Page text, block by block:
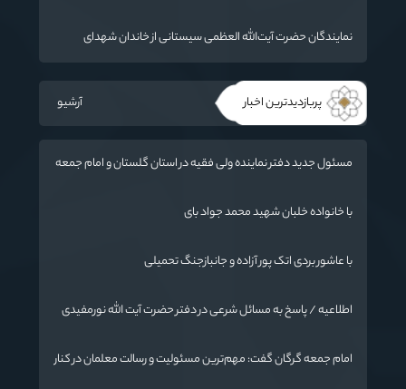
نمایندگان حضرت آیت‌الله العظمی سیستانی از خاندان شهدای
پربازدیدترین اخبار آرشیو
مسئول جدید دفتر نماینده ولی فقیه در استان گلستان و امام جمعه
با خانواده خلبان شهید محمد جواد بای
با عاشور بردی اتک پور آزاده و جانبازجنگ تحمیلی
اطلاعیه / پاسخ به مسائل شرعی در دفتر حضرت آیت الله نورمفیدی
امام جمعه گرگان گفت: مهم‌ترین مسئولیت و رسالت معلمان در کنار